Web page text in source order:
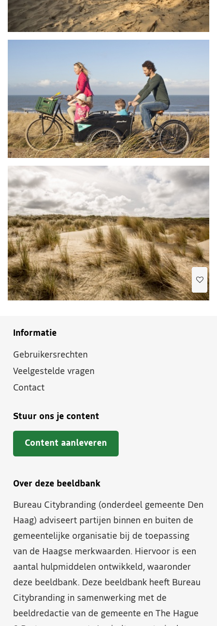
Informatie
Gebruikersrechten
Veelgestelde vragen
Contact
Stuur ons je content
Content aanleveren
Over deze beeldbank
Bureau Citybranding (onderdeel gemeente Den
Haag) adviseert partijen binnen en buiten de
gemeentelijke organisatie bij de toepassing
van de Haagse merkwaarden. Hiervoor is een
aantal hulpmiddelen ontwikkeld, waaronder
deze beeldbank. Deze beeldbank heeft Bureau
Citybranding in samenwerking met de
beeldredactie van de gemeente en The Hague